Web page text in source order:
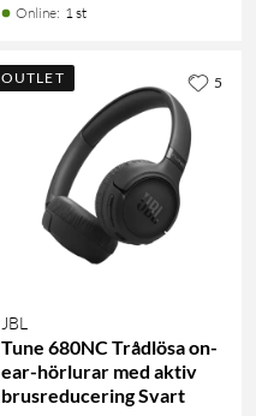
Online: 1 st
OUTLET
JBL
Tune 680NC Trådlösa on-
ear-hörlurar med aktiv
brusreducering Svart
5